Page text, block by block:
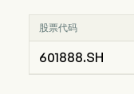
股票代码
601888.SH